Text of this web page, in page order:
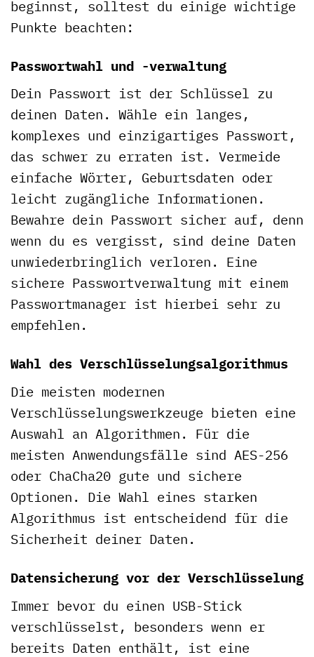
beginnst, solltest du einige wichtige
Punkte beachten:
Passwortwahl und -verwaltung
Dein Passwort ist der Schlüssel zu
deinen Daten. Wähle ein langes,
komplexes und einzigartiges Passwort,
das schwer zu erraten ist. Vermeide
einfache Wörter, Geburtsdaten oder
leicht zugängliche Informationen.
Bewahre dein Passwort sicher auf, denn
wenn du es vergisst, sind deine Daten
unwiederbringlich verloren. Eine
sichere Passwortverwaltung mit einem
Passwortmanager ist hierbei sehr zu
empfehlen.
Wahl des Verschlüsselungsalgorithmus
Die meisten modernen
Verschlüsselungswerkzeuge bieten eine
Auswahl an Algorithmen. Für die
meisten Anwendungsfälle sind AES-256
oder ChaCha20 gute und sichere
Optionen. Die Wahl eines starken
Algorithmus ist entscheidend für die
Sicherheit deiner Daten.
Datensicherung vor der Verschlüsselung
Immer bevor du einen USB-Stick
verschlüsselst, besonders wenn er
bereits Daten enthält, ist eine